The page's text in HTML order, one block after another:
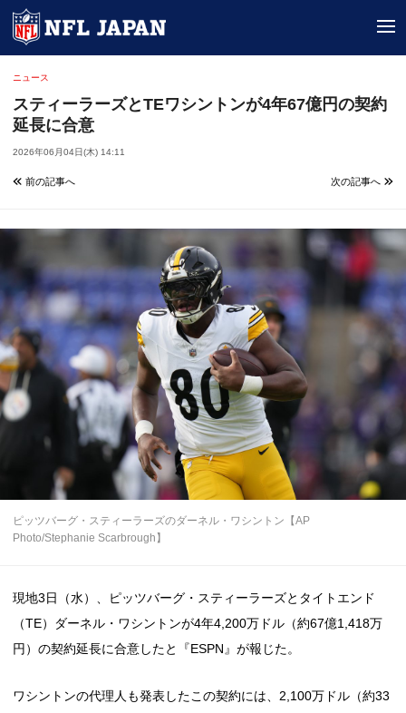
ニュース
スティーラーズとTEワシントンが4年67億円の契約
延長に合意
2026年06月04日(木) 14:11
前の記事へ 次の記事へ
ピッツバーグ・スティーラーズのダーネル・ワシントン【AP
Photo/Stephanie Scarbrough】
現地3日（水）、ピッツバーグ・スティーラーズとタイトエンド
（TE）ダーネル・ワシントンが4年4,200万ドル（約67億1,418万
円）の契約延長に合意したと『ESPN』が報じた。
ワシントンの代理人も発表したこの契約には、2,100万ドル（約33